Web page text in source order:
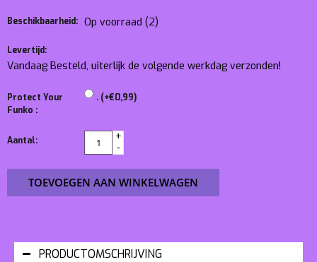
Beschikbaarheid: Op voorraad (2)
Levertijd:
Vandaag Besteld, uiterlijk de volgende werkdag verzonden!
Protect Your
Funko :
. (+€0,99)
Aantal:
+
-
TOEVOEGEN AAN WINKELWAGEN
PRODUCTOMSCHRIJVING